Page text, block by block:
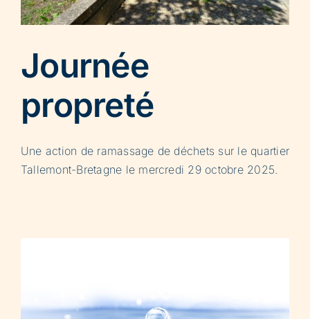
Journée
propreté
Une action de ramassage de déchets sur le quartier
Tallemont-Bretagne le mercredi 29 octobre 2025.